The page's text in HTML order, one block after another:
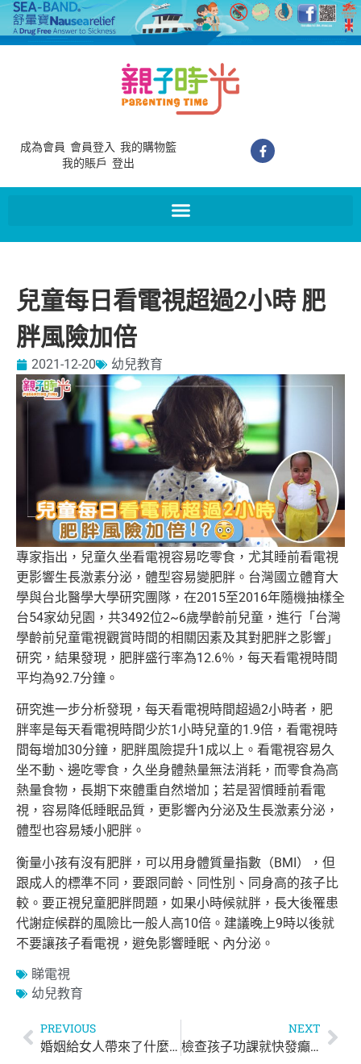
成為會員 會員登入 我的購物籃
我的賬戶 登出
兒童每日看電視超過2小時 肥
胖風險加倍
2021-12-20 幼兒教育
專家指出，兒童久坐看電視容易吃零食，尤其睡前看電視
更影響生長激素分泌，體型容易變肥胖。台灣國立體育大
學與台北醫學大學研究團隊，在2015至2016年隨機抽樣全
台54家幼兒園，共3492位2~6歲學齡前兒童，進行「台灣
學齡前兒童電視觀賞時間的相關因素及其對肥胖之影響」
研究，結果發現，肥胖盛行率為12.6％，每天看電視時間
平均為92.7分鐘。
研究進一步分析發現，每天看電視時間超過2小時者，肥
胖率是每天看電視時間少於1小時兒童的1.9倍，看電視時
間每增加30分鐘，肥胖風險提升1成以上。看電視容易久
坐不動、邊吃零食，久坐身體熱量無法消耗，而零食為高
熱量食物，長期下來體重自然增加；若是習慣睡前看電
視，容易降低睡眠品質，更影響內分泌及生長激素分泌，
體型也容易矮小肥胖。
衡量小孩有沒有肥胖，可以用身體質量指數（BMI），但
跟成人的標準不同，要跟同齡、同性別、同身高的孩子比
較。要正視兒童肥胖問題，如果小時候就胖，長大後罹患
代謝症候群的風險比一般人高10倍。建議晚上9時以後就
不要讓孩子看電視，避免影響睡眠、內分泌。
睇電視
幼兒教育
PREVIOUS
婚姻給女人帶來了什麼？結婚生子後的妳，現在又過得怎樣？
NEXT
檢查孩子功課就快發癲？3個方法讓大家不再受到折磨